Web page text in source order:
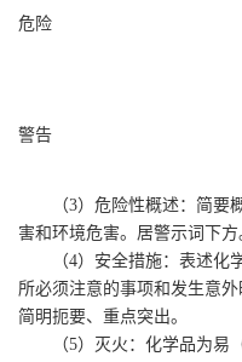
危险
警告
（3）危险性概述：简
害和环境危害。居警示词下方
（4）安全措施：表述
所必须注意的事项和发生意
简明扼要、重点突出。
（5）灭火：化学品为